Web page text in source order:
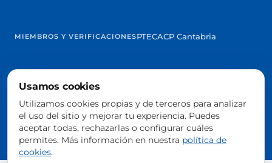
MIEMBROS Y VERIFICACIONESPTECACP Cantabria
@2026 Trowelapp
Aviso legalTérminos y condicionesPrivacidadCookies
Configurar cookies
Hecho con ❤️ desde España
Usamos cookies
Utilizamos cookies propias y de terceros para analizar
el uso del sitio y mejorar tu experiencia. Puedes
aceptar todas, rechazarlas o configurar cuáles
permites. Más información en nuestra política de
cookies.